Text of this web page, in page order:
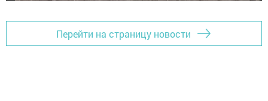
Перейти на страницу новости